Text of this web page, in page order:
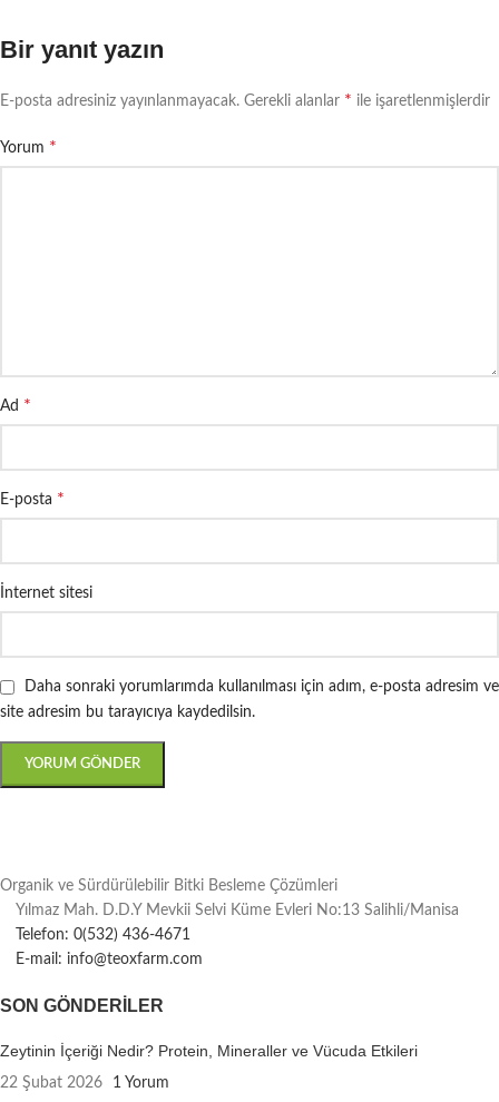
Bir yanıt yazın
E-posta adresiniz yayınlanmayacak. Gerekli alanlar * ile işaretlenmişlerdir
Yorum *
Ad *
E-posta *
İnternet sitesi
Daha sonraki yorumlarımda kullanılması için adım, e-posta adresim ve
site adresim bu tarayıcıya kaydedilsin.
Organik ve Sürdürülebilir Bitki Besleme Çözümleri
Yılmaz Mah. D.D.Y Mevkii Selvi Küme Evleri No:13 Salihli/Manisa
Telefon: 0(532) 436-4671
E-mail: info@teoxfarm.com
SON GÖNDERILER
Zeytinin İçeriği Nedir? Protein, Mineraller ve Vücuda Etkileri
22 Şubat 2026 1 Yorum